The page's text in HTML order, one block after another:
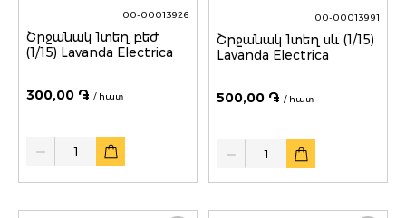
00-00013926
Շրջանակ 1տեղ բեժ
(1/15) Lavanda Electrica
300,00 ֏ / հատ
Quantity
00-00013991
Շրջանակ 1տեղ սև (1/15)
Lavanda Electrica
500,00 ֏ / հատ
Quantity